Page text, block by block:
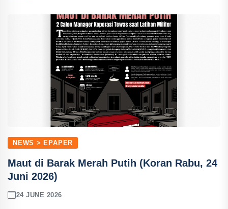
NEWS > EPAPER
Maut di Barak Merah Putih (Koran Rabu, 24
Juni 2026)
24 JUNE 2026